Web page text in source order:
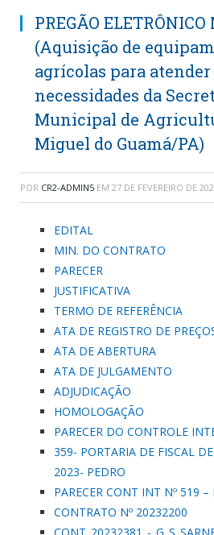
PREGÃO
(Aquisição de
agrícolas para atender
necessidades da
Municipal de
Miguel do Guamá/PA)
POR CR2-ADMIN5 EM 27 DE FEVEREIRO DE
EDITAL
MIN. DO CONTRATO
PARECER
JUSTIFICATIVA
TERMO DE REFERÊNCIA
ATA DE REGISTRO DE
ATA DE ABERTURA
ATA DE JULGAMENTO
ADJUDICAÇÃO
HOMOLOGAÇÃO
PARECER DO CONTROLE
359- PORTARIA DE FISCAL
2023- PEDRO
PARECER CONT INT Nº 519 –
CONTRATO Nº 20232200